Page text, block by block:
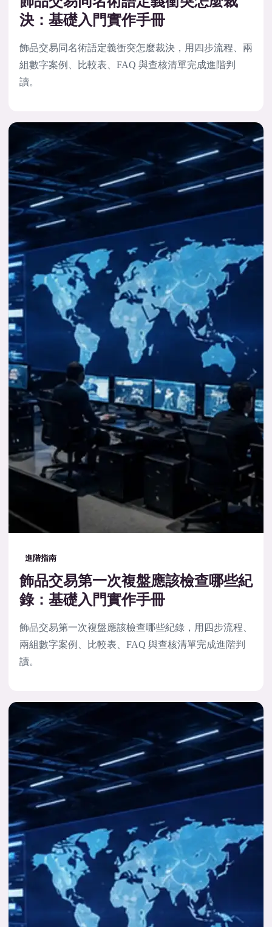
決：基礎入門實作手冊
飾品交易同名術語定義衝突怎麼裁決，用四步流程、兩
組數字案例、比較表、FAQ 與查核清單完成進階判
讀。
進階指南
飾品交易第一次複盤應該檢查哪些紀
錄：基礎入門實作手冊
飾品交易第一次複盤應該檢查哪些紀錄，用四步流程、
兩組數字案例、比較表、FAQ 與查核清單完成進階判
讀。